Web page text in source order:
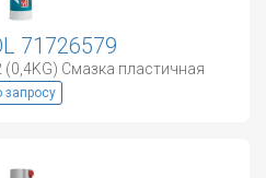
71726579
(0,4KG) Смазка пластичная
запросу